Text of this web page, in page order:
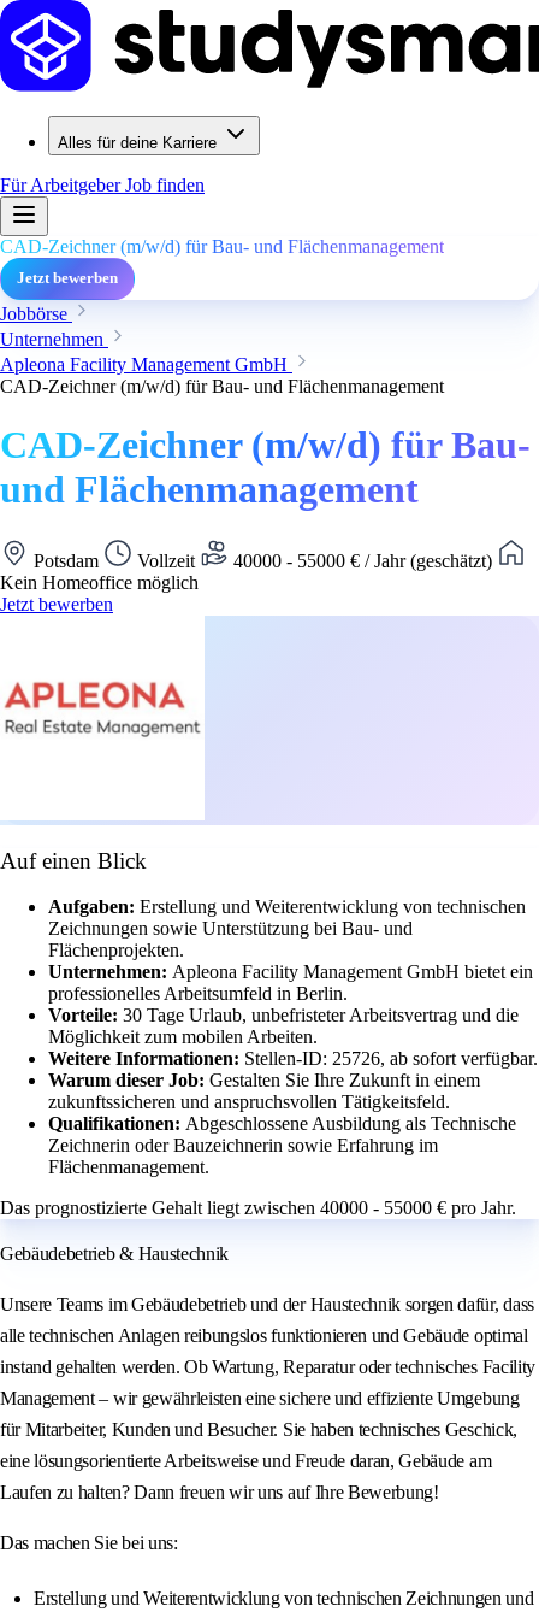
Alles für deine Karriere
Für ArbeitgeberJob finden
CAD-Zeichner (m/w/d) für Bau- und Flächenmanagement
Jetzt bewerben
Jobbörse
Unternehmen
Apleona Facility Management GmbH
CAD-Zeichner (m/w/d) für Bau- und Flächenmanagement
CAD-Zeichner (m/w/d) für Bau-
und Flächenmanagement
Potsdam Vollzeit
40000 - 55000 € / Jahr (geschätzt)
Kein Homeoffice möglich
Jetzt bewerben
Auf einen Blick
Aufgaben: Erstellung und Weiterentwicklung von technischen
Zeichnungen sowie Unterstützung bei Bau- und
Flächenprojekten.
Unternehmen: Apleona Facility Management GmbH bietet ein
professionelles Arbeitsumfeld in Berlin.
Vorteile: 30 Tage Urlaub, unbefristeter Arbeitsvertrag und die
Möglichkeit zum mobilen Arbeiten.
Weitere Informationen: Stellen-ID: 25726, ab sofort verfügbar.
Warum dieser Job: Gestalten Sie Ihre Zukunft in einem
zukunftssicheren und anspruchsvollen Tätigkeitsfeld.
Qualifikationen: Abgeschlossene Ausbildung als Technische
Zeichnerin oder Bauzeichnerin sowie Erfahrung im
Flächenmanagement.
Das prognostizierte Gehalt liegt zwischen 40000 - 55000 € pro Jahr.
Gebäudebetrieb & Haustechnik
Unsere Teams im Gebäudebetrieb und der Haustechnik sorgen dafür, dass
alle technischen Anlagen reibungslos funktionieren und Gebäude optimal
instand gehalten werden. Ob Wartung, Reparatur oder technisches Facility
Management – wir gewährleisten eine sichere und effiziente Umgebung
für Mitarbeiter, Kunden und Besucher. Sie haben technisches Geschick,
eine lösungsorientierte Arbeitsweise und Freude daran, Gebäude am
Laufen zu halten? Dann freuen wir uns auf Ihre Bewerbung!
Das machen Sie bei uns:
Erstellung und Weiterentwicklung von technischen Zeichnungen und